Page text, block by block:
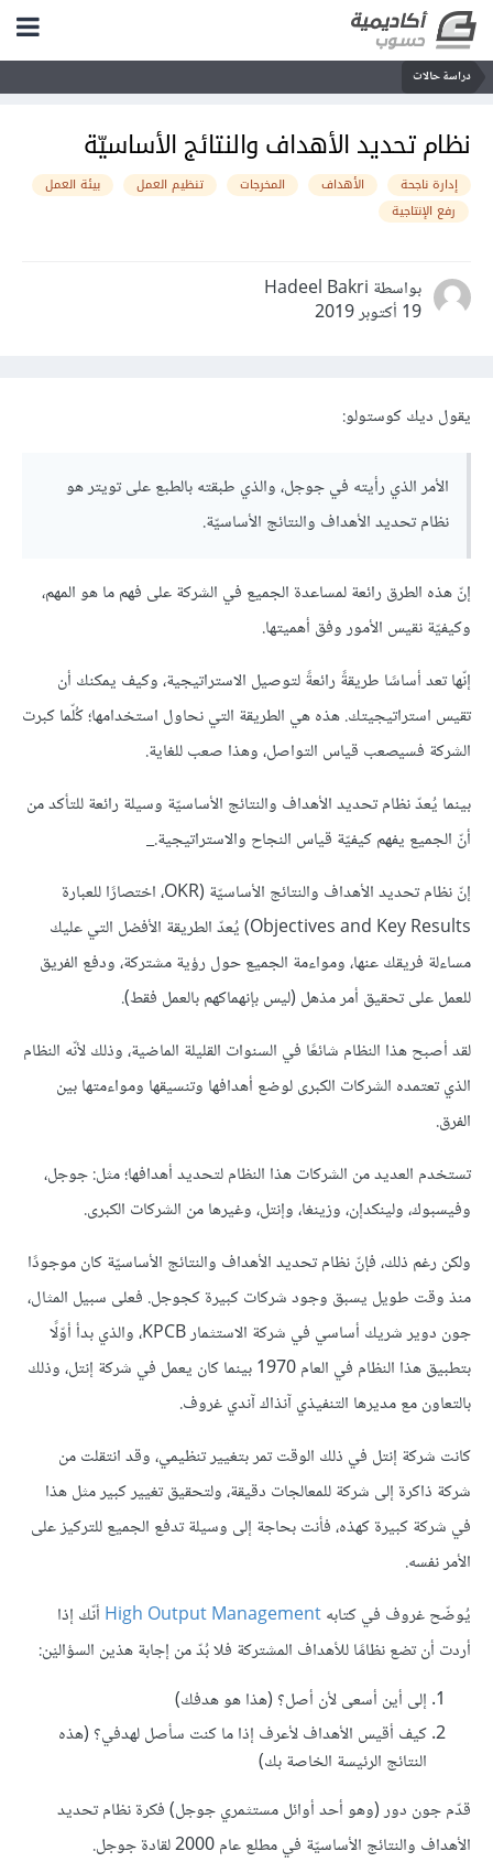
دراسة حالات
نظام تحديد الأهداف والنتائج الأساسيّة
إدارة ناجحة الأهداف المخرجات تنظيم العمل
بيئة العمل
رفع الإنتاجية
بواسطة Hadeel Bakri
19 أكتوبر 2019
يقول ديك كوستولو:
الأمر الذي رأيته في جوجل، والذي طبقته بالطبع على تويتر هو
نظام تحديد الأهداف والنتائج الأساسيّة.
إنّ هذه الطرق رائعة لمساعدة الجميع في الشركة على فهم ما هو المهم،
وكيفيّة نقيس الأمور وفق أهميتها.
إنّها تعد أساسًا طريقةً رائعةً لتوصيل الاستراتيجية، وكيف يمكنك أن
تقيس استراتيجيتك. هذه هي الطريقة التي نحاول استخدامها؛ كُلّما كبرت
الشركة فسيصعب قياس التواصل، وهذا صعب للغاية.
بينما يُعدّ نظام تحديد الأهداف والنتائج الأساسيّة وسيلة رائعة للتأكد من
أنّ الجميع يفهم كيفيّة قياس النجاح والاستراتيجية._
إنّ نظام تحديد الأهداف والنتائج الأساسيّة (OKR، اختصارًا للعبارة
Objectives and Key Results) يُعدّ الطريقة الأفضل التي عليك
مساءلة فريقك عنها، ومواءمة الجميع حول رؤية مشتركة، ودفع الفريق
للعمل على تحقيق أمر مذهل (ليس بإنهماكهم بالعمل فقط).
لقد أصبح هذا النظام شائعًا في السنوات القليلة الماضية، وذلك لأنّه النظام
الذي تعتمده الشركات الكبرى لوضع أهدافها وتنسيقها ومواءمتها بين
الفرق.
تستخدم العديد من الشركات هذا النظام لتحديد أهدافها؛ مثل: جوجل،
وفيسبوك، ولينكدإن، وزينغا، وإنتل، وغيرها من الشركات الكبرى.
ولكن رغم ذلك، فإنّ نظام تحديد الأهداف والنتائج الأساسيّة كان موجودًا
منذ وقت طويل يسبق وجود شركات كبيرة كجوجل. فعلى سبيل المثال،
جون دوير شريك أساسي في شركة الاستثمار KPCB، والذي بدأ أوّلًا
بتطبيق هذا النظام في العام 1970 بينما كان يعمل في شركة إنتل، وذلك
بالتعاون مع مديرها التنفيذي آنذاك آندي غروف.
كانت شركة إنتل في ذلك الوقت تمر بتغيير تنظيمي، وقد انتقلت من
شركة ذاكرة إلى شركة للمعالجات دقيقة، ولتحقيق تغيير كبير مثل هذا
في شركة كبيرة كهذه، فأنت بحاجة إلى وسيلة تدفع الجميع للتركيز على
الأمر نفسه.
يُوضّح غروف في كتابهHigh Output Management أنّك إذا
أردت أن تضع نظامًا للأهداف المشتركة فلا بُدّ من إجابة هذين السؤاليْن:
إلى أين أسعى لأن أصل؟ (هذا هو هدفك)
كيف أقيس الأهداف لأعرف إذا ما كنت سأصل لهدفي؟ (هذه
النتائج الرئيسة الخاصة بك)
قدّم جون دور (وهو أحد أوائل مستثمري جوجل) فكرة نظام تحديد
الأهداف والنتائج الأساسيّة في مطلع عام 2000 لقادة جوجل.